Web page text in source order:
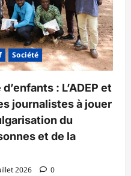
Société
: L’ADEP et
journalistes à jouer
du
et de la
2026 0